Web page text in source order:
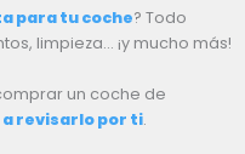
para tu coche? Todo
limpieza… ¡y mucho más!
un coche de
a revisarlo por ti.